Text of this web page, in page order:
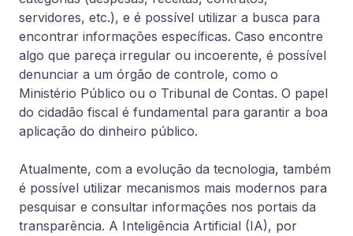
servidores, etc.), e é possível utilizar a busca para
encontrar informações específicas. Caso encontre
algo que pareça irregular ou incoerente, é possível
denunciar a um órgão de controle, como o
Ministério Público ou o Tribunal de Contas. O papel
do cidadão fiscal é fundamental para garantir a boa
aplicação do dinheiro público.
Atualmente, com a evolução da tecnologia, também
é possível utilizar mecanismos mais modernos para
pesquisar e consultar informações nos portais da
transparência. A Inteligência Artificial (IA), por